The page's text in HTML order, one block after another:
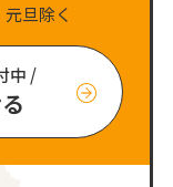
旦除く
中 /